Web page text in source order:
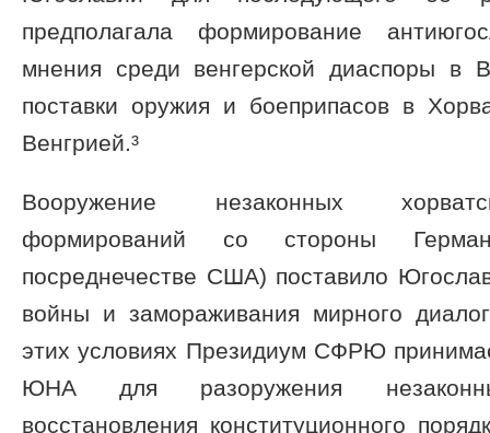
предполагала формирование
мнения среди венгерской диаспоры в
поставки оружия и боеприпасов в
Венгрией.³
Вооружение незаконных
формирований со стороны
посреднечестве США) поставило
войны и замораживания мирного
этих условиях Президиум СФРЮ
ЮНА для разоружения
восстановления конституционного